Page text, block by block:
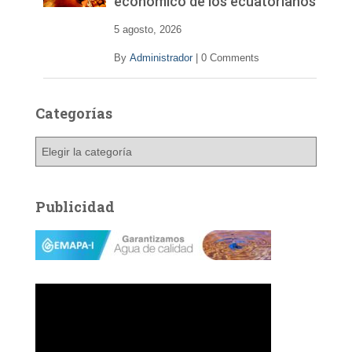
5 agosto, 2026
By Administrador 0 Comments
Categorías
g
o
a
Publicidad